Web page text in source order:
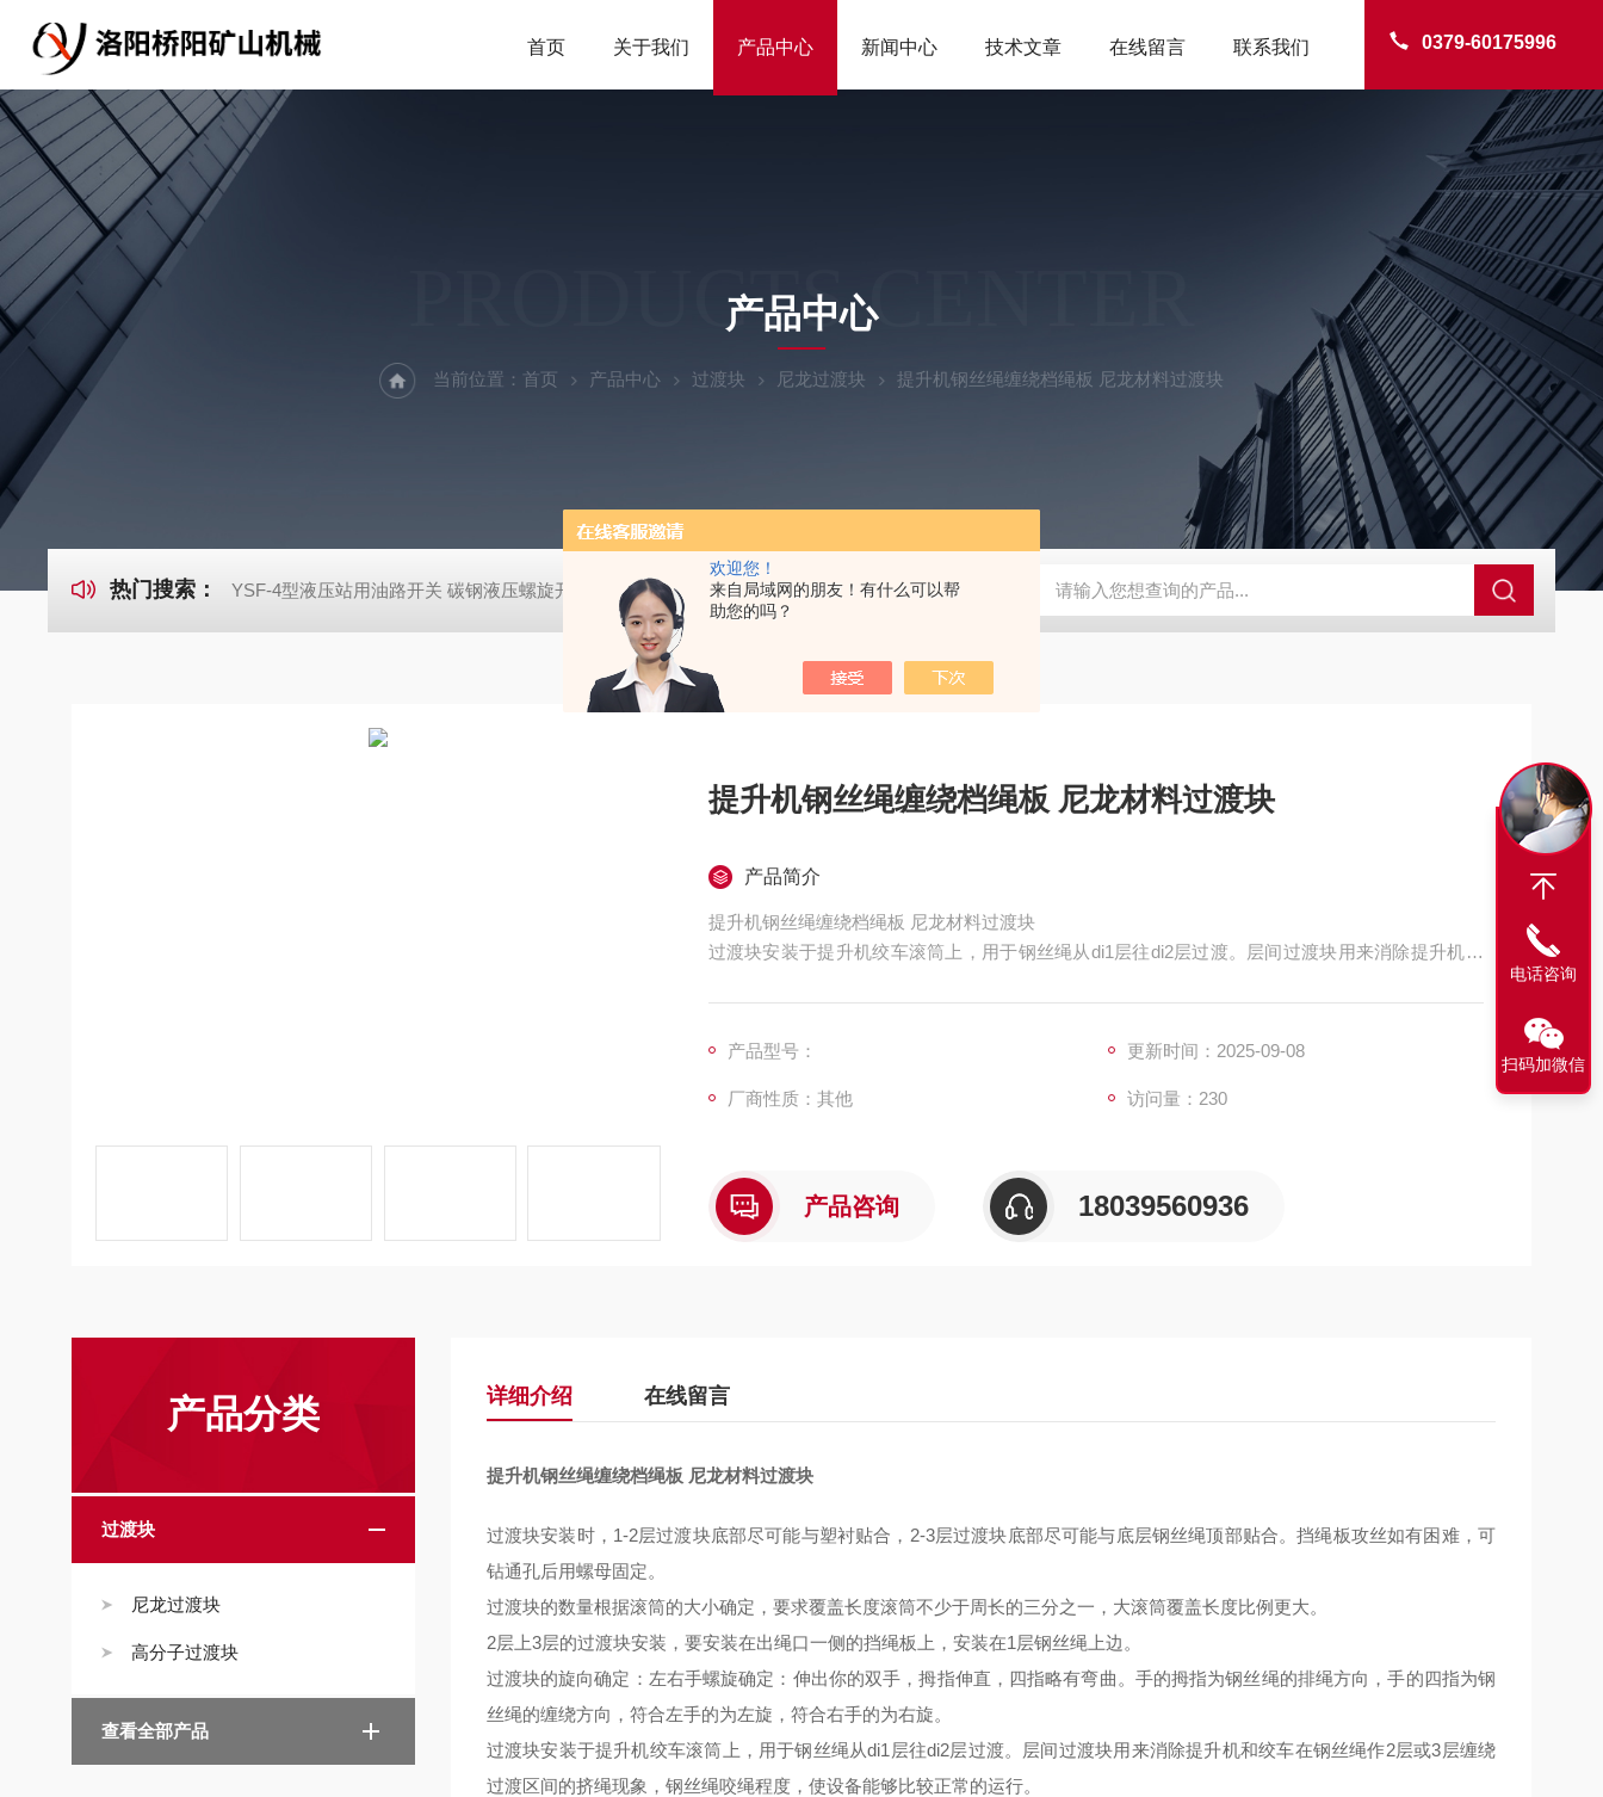
欢迎您！
来自局域网的朋友！有什么可以帮
助您的吗？
0379-60175996
首页 关于我们 产品中心 新闻中心 技术文章 在线留言 联系我们
PRODUCTS CENTER
产品中心
当前位置： 首页 产品中心 过渡块 尼龙过渡块 提升机钢丝绳缠绕档绳板 尼龙材料过渡块
热门搜索： YSF-4型液压站用油路开关 碳钢液压螺旋开关 猴车配件橡胶轮衬 托压轮矿用斜井巷道用 矿用本安型行程开关KHXC24 井下机电设备 便携式移动液压系统总成 提升机
提升机钢丝绳缠绕档绳板 尼龙材料过渡块
产品简介
提升机钢丝绳缠绕档绳板 尼龙材料过渡块
过渡块安装于提升机绞车滚筒上，用于钢丝绳从di1层往di2层过渡。层间过渡块用来消除提升机和
产品型号：
更新时间：2025-09-08
厂商性质：其他 访问量：230
产品咨询 18039560936
产品分类
过渡块
尼龙过渡块
高分子过渡块
查看全部产品
详细介绍 在线留言
提升机钢丝绳缠绕档绳板 尼龙材料过渡块
过渡块安装时， 1-2层过渡块底部尽可能与塑衬贴合， 2-3层过渡块底部尽可能与底层钢丝绳顶部贴合。挡绳板攻丝如有困难，可
钻通孔后用螺母固定。
过渡块的数量根据滚筒的大小确定，要求覆盖长度滚筒不少于周长的三分之一，大滚筒覆盖长度比例更大。
2层上3层的过渡块安装，要安装在出绳口一侧的挡绳板上，安装在1 层钢丝绳上边。
过渡块的旋向确定：左右手螺旋确定：伸出你的双手，拇指伸直，四指略有弯曲。手的拇指为钢丝绳的排绳方向，手的四指为钢
丝绳的缠绕方向，符合左手的为左旋，符合右手的为右旋。
过渡块安装于提升机绞车滚筒上，用于钢丝绳从di1 层往di2层过渡。层间过渡块用来消除提升机和绞车在钢丝绳作2层或3层缠绕
过渡区间的挤绳现象，钢丝绳咬绳程度，使设备能够比较正常的运行。
电话咨询
扫码加微信